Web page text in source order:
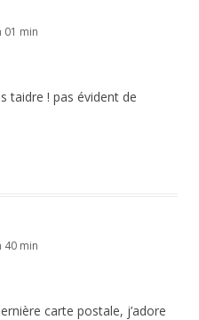
01 min
taidre ! pas évident de
40 min
carte postale, j’adore